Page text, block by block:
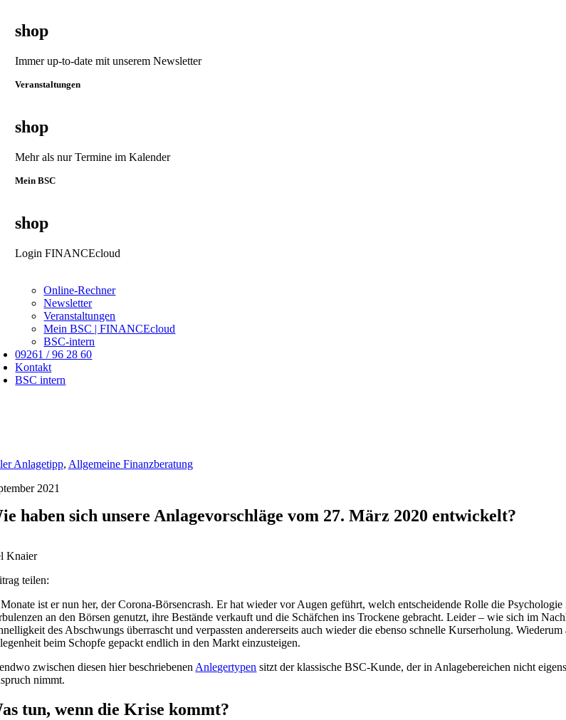
shop
Immer up-to-date mit unserem Newsletter
Veranstaltungen
shop
Mehr als nur Termine im Kalender
Mein BSC
shop
Login FINANCEcloud
Online-Rechner
Newsletter
Veranstaltungen
Mein BSC | FINANCEcloud
BSC-intern
09261 / 96 28 60
Kontakt
BSC intern
Anlagetipp, Allgemeine Finanzberatung
2021
haben sich unsere Anlagevorschläge vom 27. März 2020 entwickelt?
Knaier
teilen:
ist er nun her, der Corona-Börsencrash. Er hat wieder vor Augen geführt, welch entscheidende Rolle die
an den Börsen genutzt, ihre Bestände verkauft und die Schäfchen ins Trockene gebracht. Leider – wie sich im
des Abschwungs überrascht und verpassten andererseits auch wieder die ebenso schnelle Kurserholung.
beim Schopfe gepackt endlich in den Markt einzusteigen.
zwischen diesen hier beschriebenen Anlegertypen sitzt der klassische BSC-Kunde, der in Anlagebereichen nicht
nimmt.
tun, wenn die Krise kommt?